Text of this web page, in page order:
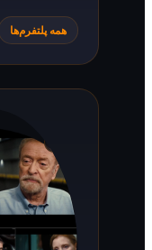
همه پلتفرم‌ها